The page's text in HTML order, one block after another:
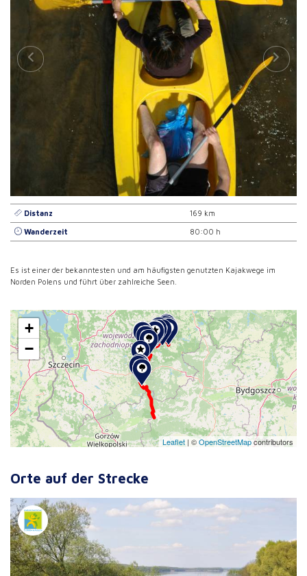
Distanz 169 km
Wanderzeit 80:00 h
Es ist einer der bekanntesten und am häufigsten genutzten Kajakwege im
Norden Polens und führt über zahlreiche Seen.
+
−
Leaflet | ©OpenStreetMapcontributors
Orte auf der Strecke